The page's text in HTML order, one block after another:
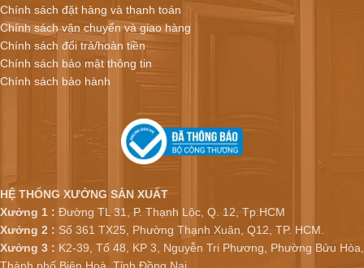
Chính sách đặt hàng và thanh toán
Chính sách vận chuyển và giao hàng
Chính sách đổi trả/hoàn tiền
Chính sách bảo mật thông tin
Chính sách bảo hành
HỆ THỐNG XƯỞNG SẢN XUẤT
Xưởng 1 : Đường TL 31, P. Thạnh Lộc, Q. 12, Tp.HCM
Xưởng 2 : Số 361 TX25, Phường Thạnh Xuân, Q12, TP. HCM.
Xưởng 3 : K2-39, Tổ 48, KP 3, Nguyễn Tri Phương, Phường Bửu Hòa,
Thành phố Biên Hoà, Tỉnh Đồng Nai